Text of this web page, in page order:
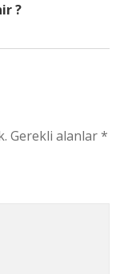
?
Gerekli alanlar*